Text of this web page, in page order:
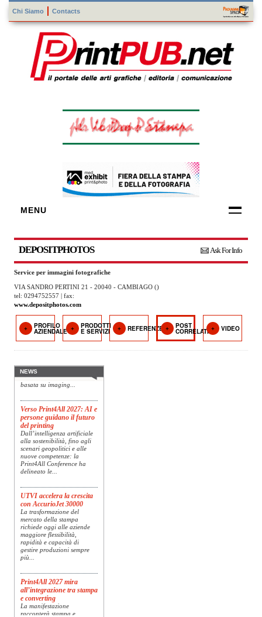
Chi Siamo Contacts
MENU
ZOOM
TEMATICI
Ask For Info
DEPOSITPHOTOS
Service per immagini fotografiche
VIA SANDRO PERTINI 21 - 20040 - CAMBIAGO ()
tel: 0294752557 | fax:
www.depositphotos.com
PROFILO
AZIENDALE
PRODOTTI
E SERVIZI REFERENZE POST
CORRELATI VIDEO
NEWS
Konica Minolta presenta
Specim RETEX
riferimento a livello globale
presenta Specim RETEX,
una soluzione completa
basata su imaging...
Verso Print4All 2027: AI e
persone guidano il futuro
del printing
Dall’intelligenza artificiale
alla sostenibilità, fino agli
scenari geopolitici e alle
nuove competenze: la
Print4All Conference ha
delineato le...
UTVI accelera la crescita
con AccurioJet 30000
La trasformazione del
mercato della stampa
richiede oggi alle aziende
maggiore flessibilità,
rapidità e capacità di
gestire produzioni sempre
più...
Print4All 2027 mira
all’integrazione tra stampa
e converting
La manifestazione
racconterà stampa e